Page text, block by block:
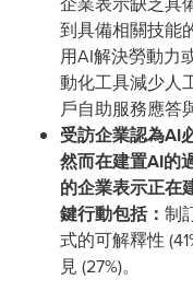
到具備相關技能
用AI解決勞動力
動化工具減少人
戶自助服務應答
受訪企業認為AI
然而在建置AI的
的企業表示正在
鍵行動包括： 制
式的可解釋性
見 (27%)。